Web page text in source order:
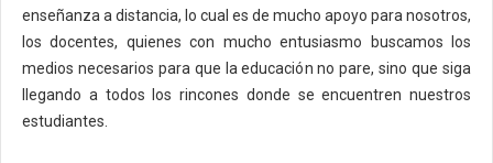
enseñanza a distancia, lo cual es de mucho apoyo para nosotros,
los docentes, quienes con mucho entusiasmo buscamos los
medios necesarios para que la educación no pare, sino que siga
llegando a todos los rincones donde se encuentren nuestros
estudiantes.